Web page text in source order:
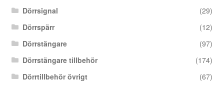
Dörrsignal
(29)
Dörrspärr
(12)
Dörrstängare
(97)
Dörrstängare tillbehör
(174)
Dörrtillbehör övrigt
(67)